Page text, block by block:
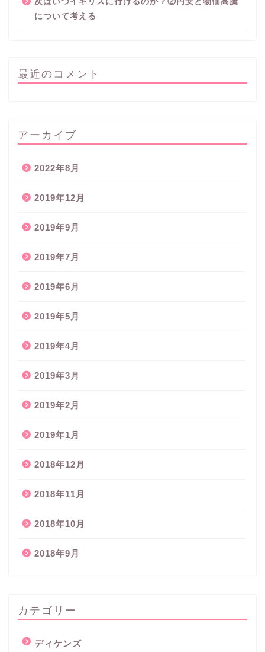
について考える
最近のコメント
アーカイブ
2022年8月
2019年12月
2019年9月
2019年7月
2019年6月
2019年5月
2019年4月
2019年3月
2019年2月
2019年1月
2018年12月
2018年11月
2018年10月
2018年9月
カテゴリー
ディケンズ